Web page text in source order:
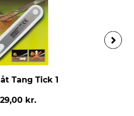
Tang Tick 1
kr.